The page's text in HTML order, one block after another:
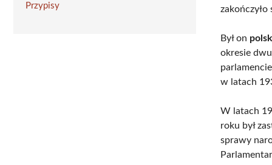
Przypisy
Był on
okresie
w latach
W latach
roku był
sprawy